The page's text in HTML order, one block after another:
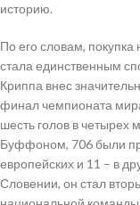
историю.
По его словам,
стала единственным
Криппа внес
финал чемпионата
шесть голов в четырех
Буффоном, 706 были
европейских и 11 – в
Словении, он стал